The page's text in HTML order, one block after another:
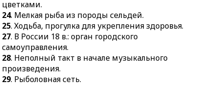
цветками.
24. Мелкая рыба из породы сельдей.
25. Ходьба, прогулка для укрепления здоровья.
27. В России 18 в.: орган городского
самоуправления.
28. Неполный такт в начале музыкального
произведения.
29. Рыболовная сеть.